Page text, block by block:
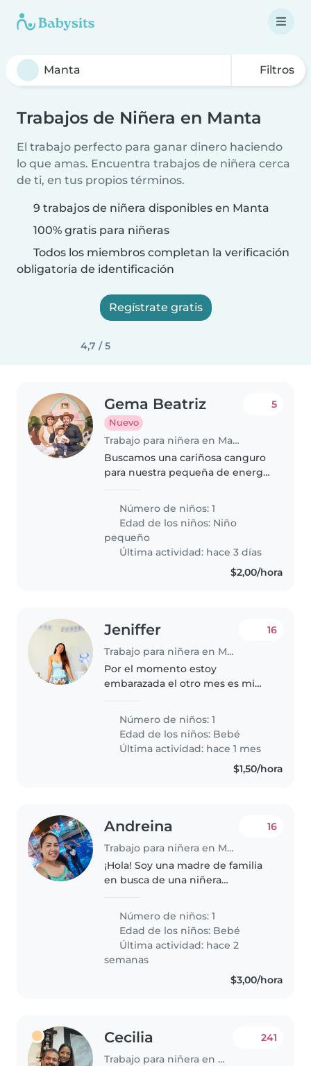
Filtros
Trabajos de Niñera en Manta
El trabajo perfecto para ganar dinero haciendo
lo que amas. Encuentra trabajos de niñera cerca
de ti, en tus propios términos.
9 trabajos de niñera disponibles en Manta
100% gratis para niñeras
Todos los miembros completan la verificación
obligatoria de identificación
Regístrate gratis
4,7 / 5
Gema Beatriz
Nuevo
Trabajo para niñera en Manta
5
Buscamos una cariñosa canguro
para nuestra pequeña de energía
venga a nuestro hogar y se
sienta cómoda con nuestra
mascota. ¡Envíanos un mensaje y
hablemos
Número de niños: 1
Edad de los niños: Niño
pequeño
Última actividad: hace 3 días
$2,00/hora
Jeniffer
Trabajo para niñera en Manta
16
Por el momento estoy
embarazada el otro mes es mi
mientras necesito a alguien que
me ayude en casa con ciertas
cosas del hogar
Número de niños: 1
Edad de los niños: Bebé
Última actividad: hace 1 mes
$1,50/hora
Andreina
Trabajo para niñera en Manta
16
¡Hola! Soy una madre de familia
en busca de una niñera
bebé, una niña inteligente,
cariñoso y muy amigable. me
encantaría encontrar a alguien
que se sienta..
Número de niños: 1
Edad de los niños: Bebé
Última actividad: hace 2
semanas
$3,00/hora
Cecilia
Trabajo para niñera en Manta
241